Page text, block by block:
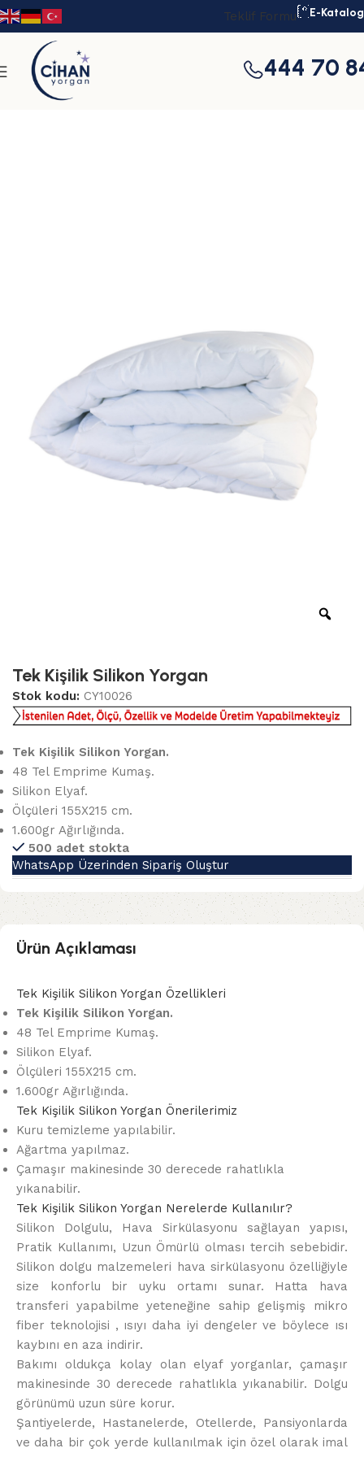
Teklif Formu E-Katalog
444 70
Ana Sayfa
Tek Kişilik Silikon Yorgan
Stok kodu: CY10026
Tek Kişilik Silikon Yorgan.
48 Tel Emprime Kumaş.
Silikon Elyaf.
Ölçüleri 155X215 cm.
1.600gr Ağırlığında.
500 adet stokta
WhatsApp Üzerinden Sipariş Oluştur
Ürün Açıklaması
Tek Kişilik Silikon Yorgan Özellikleri
Tek Kişilik Silikon Yorgan.
48 Tel Emprime Kumaş.
Silikon Elyaf.
Ölçüleri 155X215 cm.
1.600gr Ağırlığında.
Tek Kişilik Silikon Yorgan Önerilerimiz
Kuru temizleme yapılabilir.
Ağartma yapılmaz.
Çamaşır makinesinde 30 derecede rahatlıkla
yıkanabilir.
Tek Kişilik Silikon Yorgan Nerelerde Kullanılır?
Silikon Dolgulu, Hava Sirkülasyonu sağlayan yapısı,
Pratik Kullanımı, Uzun Ömürlü olması tercih sebebidir.
Silikon dolgu malzemeleri hava sirkülasyonu özelliğiyle
size konforlu bir uyku ortamı sunar. Hatta hava
transferi yapabilme yeteneğine sahip gelişmiş mikro
fiber teknolojisi , ısıyı daha iyi dengeler ve böylece ısı
kaybını en aza indirir.
Bakımı oldukça kolay olan elyaf yorganlar, çamaşır
makinesinde 30 derecede rahatlıkla yıkanabilir. Dolgu
görünümü uzun süre korur.
Şantiyelerde, Hastanelerde, Otellerde, Pansiyonlarda
ve daha bir çok yerde kullanılmak için özel olarak imal